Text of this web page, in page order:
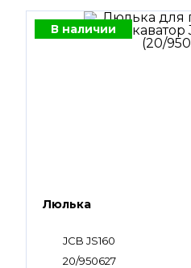
В наличии
Люлька
JCB JS160
20/950627